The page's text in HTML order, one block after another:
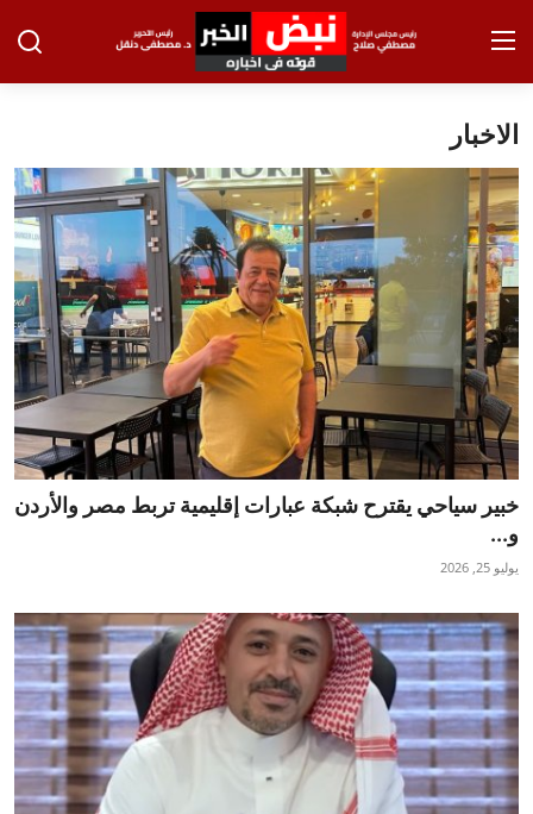
تسجيل الدخول
الرئيسية
الاخبار
الاقتصاد
الحوادث
التعليم
الطب والعلوم
الفن والثقافة
تكنولوجيا وإتصالات
الرياضة
المحافظات
المجتمع والمنوعات
أراء و مقالات
الاخبار
خبير سياحي يقترح شبكة عبارات إقليمية تربط مصر والأردن
و...
يوليو 25, 2026